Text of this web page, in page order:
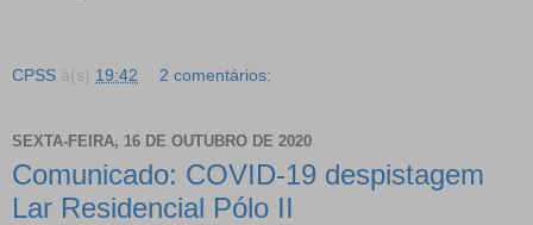
CPSS à(s) 19:42 2 comentários:
SEXTA-FEIRA, 16 DE OUTUBRO DE 2020
Comunicado: COVID-19 despistagem
Lar Residencial Pólo II